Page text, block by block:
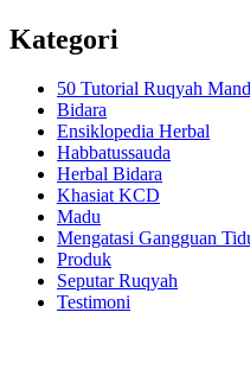
Kategori
50 Tutorial Ruqyah
Bidara
Ensiklopedia Herbal
Habbatussauda
Herbal Bidara
Khasiat KCD
Madu
Mengatasi Gangguan
Produk
Seputar Ruqyah
Testimoni